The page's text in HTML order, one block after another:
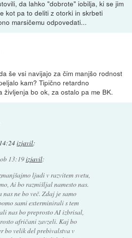
da lahko "dobrote" iobilja, ki se jim
kot pa to deliti z otorki in skrbeti
marsičemu odpovedati...
še vsi navijajo za čim manjšo rodnost
kam? Tipično retardno
življenja bo ok, za ostalo pa me BK.
izjavil:
13:19izjavil:
ljudi v razvitem svetu,
Ai bo razmišljal namesto nas.
nas ne bo več. Zdaj je samo
sami exterminirali s tem
nas bo preprosto AI izbrisal,
afričani zavzeli. Kaj bo
bo velik del prebivalstva v